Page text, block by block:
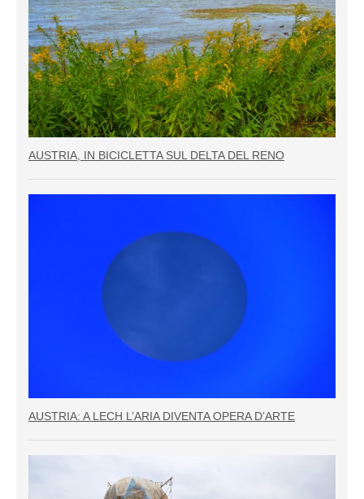
AUSTRIA, IN BICICLETTA SUL DELTA DEL RENO
AUSTRIA: A LECH L’ARIA DIVENTA OPERA D’ARTE